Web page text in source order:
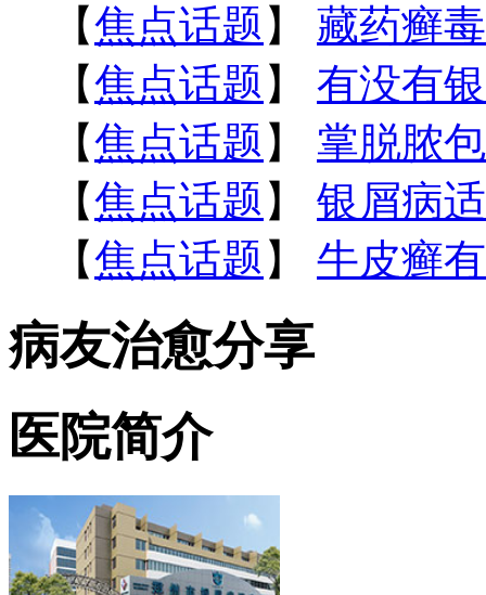
【焦点话题 】 藏药癣
【焦点话题 】 有没有
【焦点话题 】 掌脱脓
【焦点话题 】 银屑病
【焦点话题 】 牛皮癣
病友治愈分享
医院简介